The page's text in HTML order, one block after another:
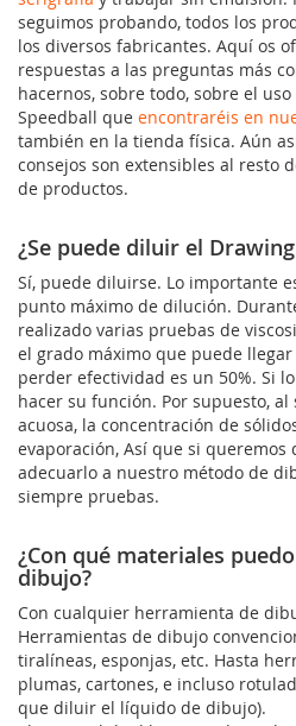
seguimos probando, todos los
los diversos fabricantes. Aquí os
respuestas a las preguntas más
hacernos, sobre todo, sobre el
Speedball que encontraréis en
también en la tienda física. Aún
consejos son extensibles al resto
de productos.
¿Se puede diluir el
Sí, puede diluirse. Lo importante
punto máximo de dilución.
realizado varias pruebas de
el grado máximo que puede
perder efectividad es un 50%. Si
hacer su función. Por supuesto,
acuosa, la concentración de
evaporación, Así que si
adecuarlo a nuestro método de
siempre pruebas.
¿Con qué materiales
dibujo?
Con cualquier herramienta de
Herramientas de dibujo
tiralíneas, esponjas, etc. Hasta
plumas, cartones, e incluso
que diluir el líquido de dibujo).